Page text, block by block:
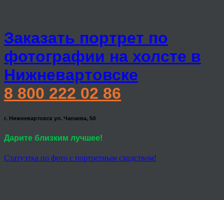
Заказать портрет по
фотографии на холсте в
Нижневартовске
8 800 222 02 86
г. Нижневартовск ул. Чапаева, 5б
Дарите близким лучшее!
Статуэтка по фото с портретным сходством!